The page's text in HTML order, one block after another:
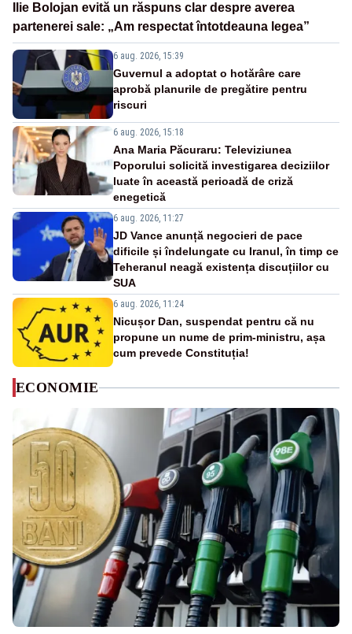
Ilie Bolojan evită un răspuns clar despre averea
partenerei sale: „Am respectat întotdeauna legea”
6 aug. 2026, 15:39
Guvernul a adoptat o hotărâre care
aprobă planurile de pregătire pentru
riscuri
6 aug. 2026, 15:18
Ana Maria Păcuraru: Televiziunea
Poporului solicită investigarea deciziilor
luate în această perioadă de criză
enegetică
6 aug. 2026, 11:27
JD Vance anunță negocieri de pace
dificile și îndelungate cu Iranul, în timp ce
Teheranul neagă existența discuțiilor cu
SUA
6 aug. 2026, 11:24
Nicușor Dan, suspendat pentru că nu
propune un nume de prim-ministru, așa
cum prevede Constituția!
ECONOMIE